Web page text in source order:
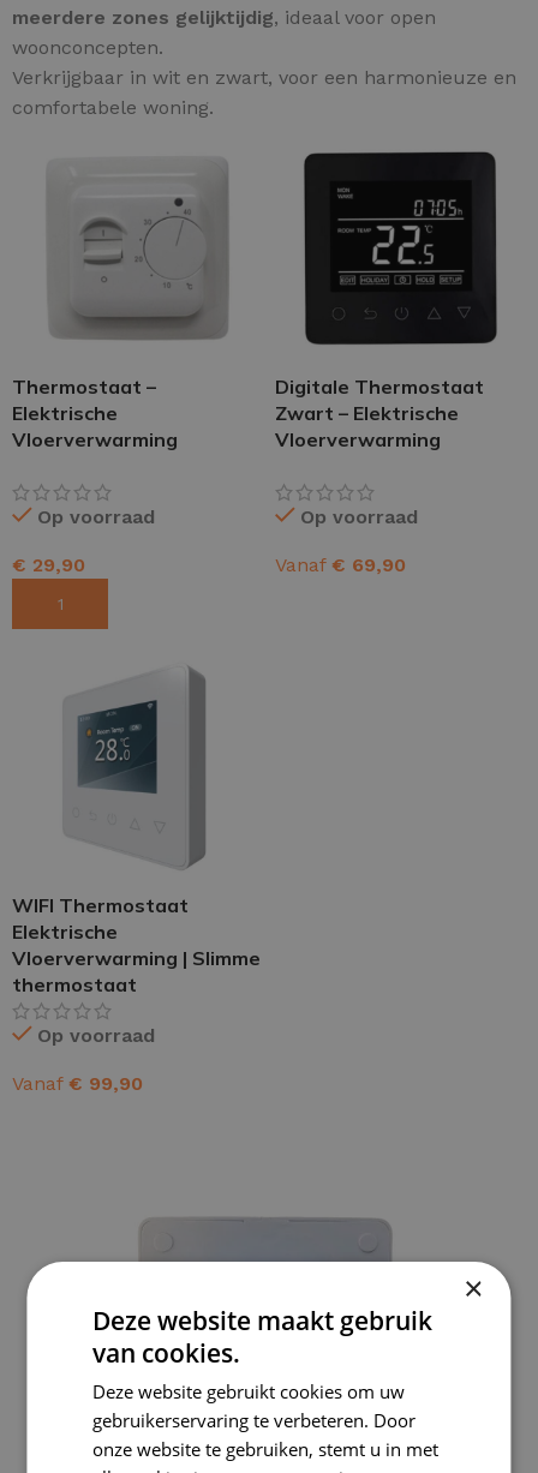
meerdere zones gelijktijdig, ideaal voor open
woonconcepten.
Verkrijgbaar in wit en zwart, voor een harmonieuze en
comfortabele woning.
Thermostaat –
Elektrische
Vloerverwarming
Op voorraad
€ 29,90
Digitale Thermostaat
Zwart – Elektrische
Vloerverwarming
Op voorraad
Vanaf € 69,90
WIFI Thermostaat
Elektrische
Vloerverwarming | Slimme
thermostaat
Op voorraad
Vanaf € 99,90
×
Deze website maakt gebruik
van cookies.
Deze website gebruikt cookies om uw
gebruikerservaring te verbeteren. Door
onze website te gebruiken, stemt u in met